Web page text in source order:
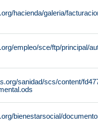
hacienda/galeria/
empleo/sce/ftp/principal/
sanidad/scs/content/
bienestarsocial/